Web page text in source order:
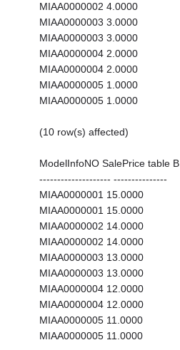
MIAA0000002 4.0000
MIAA0000003 3.0000
MIAA0000003 3.0000
MIAA0000004 2.0000
MIAA0000004 2.0000
MIAA0000005 1.0000
MIAA0000005 1.0000
(10 row(s) affected)
ModelInfoNO SalePrice table B
-------------------- ---------------
MIAA0000001 15.0000
MIAA0000001 15.0000
MIAA0000002 14.0000
MIAA0000002 14.0000
MIAA0000003 13.0000
MIAA0000003 13.0000
MIAA0000004 12.0000
MIAA0000004 12.0000
MIAA0000005 11.0000
MIAA0000005 11.0000